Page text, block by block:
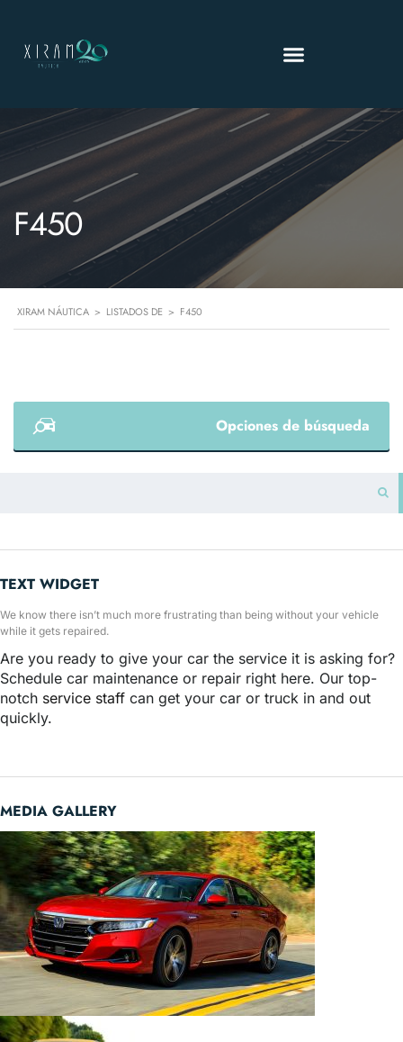
F450
XIRAM NÁUTICA > LISTADOS DE > F450
Opciones de búsqueda
TEXT WIDGET
We know there isn’t much more frustrating than being without your vehicle
while it gets repaired.
Are you ready to give your car the service it is asking for?
Schedule car maintenance or repair right here. Our top-
notch service staff can get your car or truck in and out
quickly.
MEDIA GALLERY